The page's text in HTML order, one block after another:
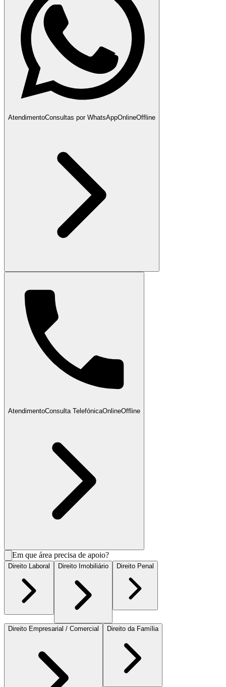
AtendimentoConsultas por WhatsAppOnlineOffline
AtendimentoConsulta TelefónicaOnlineOffline
Em que área precisa de apoio?
Direito Laboral Direito Imobiliário Direito Penal
Direito Empresarial / Comercial Direito da Família